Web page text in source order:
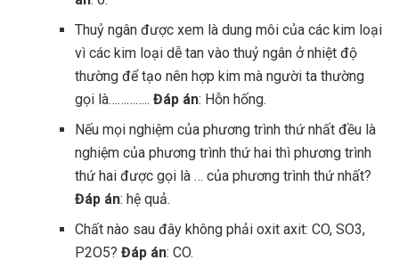
Thuỷ ngân được xem là dung môi của các kim loại
vì các kim loại dễ tan vào thuỷ ngân ở nhiệt độ
thường để tạo nên hợp kim mà người ta thường
gọi là………….. Đáp án: Hỗn hống.
Nếu mọi nghiệm của phương trình thứ nhất đều là
nghiệm của phương trình thứ hai thì phương trình
thứ hai được gọi là … của phương trình thứ nhất?
Đáp án: hệ quả.
Chất nào sau đây không phải oxit axit: CO, SO3,
P2O5? Đáp án: CO.